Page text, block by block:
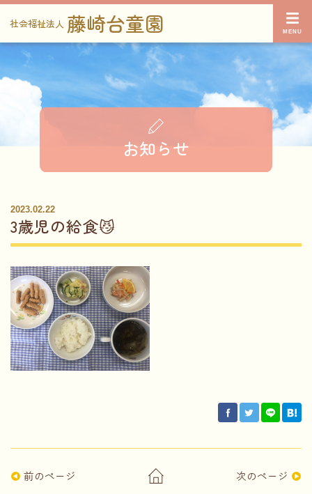
社会福祉法人 藤崎台童園
お知らせ
2023.02.22
3歳児の給食😼
前のページ 次のページ